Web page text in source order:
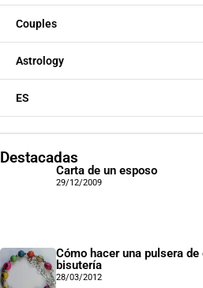
Couples
Astrology
ES
Destacadas
Carta de un esposo
29/12/2009
Cómo hacer una pulsera
bisutería
28/03/2012